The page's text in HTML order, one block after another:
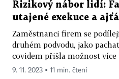
Rizikový nábor lidí:
utajené exekuce a
Zaměstnanci firem se
druhém podvodu, jako
covidem přišla možnost více
9. 11. 2023 ▪ 11 min. čtení